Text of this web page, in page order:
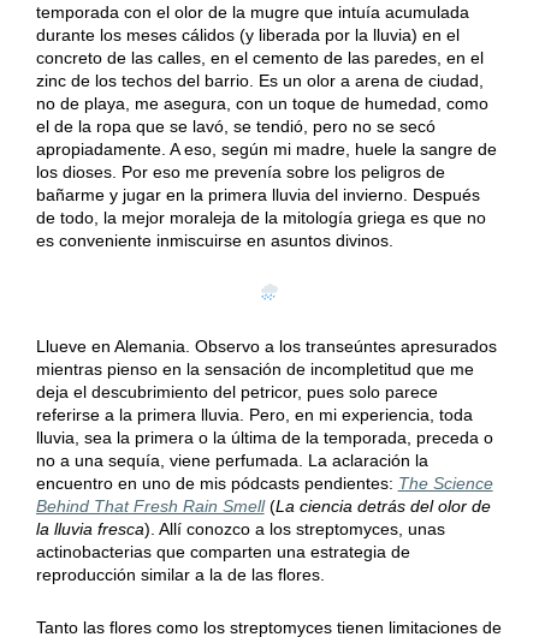
temporada con el olor de la mugre que intuía acumulada
durante los meses cálidos (y liberada por la lluvia) en el
concreto de las calles, en el cemento de las paredes, en el
zinc de los techos del barrio. Es un olor a arena de ciudad,
no de playa, me asegura, con un toque de humedad, como
el de la ropa que se lavó, se tendió, pero no se secó
apropiadamente. A eso, según mi madre, huele la sangre de
los dioses. Por eso me prevenía sobre los peligros de
bañarme y jugar en la primera lluvia del invierno. Después
de todo, la mejor moraleja de la mitología griega es que no
es conveniente inmiscuirse en asuntos divinos.
Llueve en Alemania. Observo a los transeúntes apresurados
mientras pienso en la sensación de incompletitud que me
deja el descubrimiento del petricor, pues solo parece
referirse a la primera lluvia. Pero, en mi experiencia, toda
lluvia, sea la primera o la última de la temporada, preceda o
no a una sequía, viene perfumada. La aclaración la
encuentro en uno de mis pódcasts pendientes: The Science
Behind That Fresh Rain Smell(La ciencia detrás del olor de
la lluvia fresca). Allí conozco a los streptomyces, unas
actinobacterias que comparten una estrategia de
reproducción similar a la de las flores.
Tanto las flores como los streptomyces tienen limitaciones de